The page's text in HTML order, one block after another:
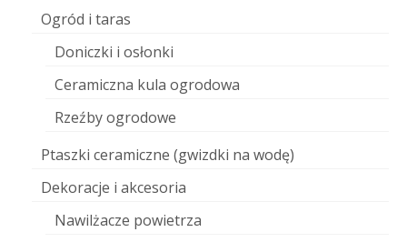
Ogród i taras
Doniczki i osłonki
Ceramiczna kula ogrodowa
Rzeźby ogrodowe
Ptaszki ceramiczne (gwizdki na wodę)
Dekoracje i akcesoria
Nawilżacze powietrza